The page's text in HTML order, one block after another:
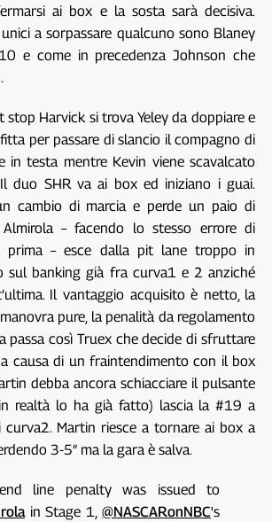
ai box e la sosta sarà decisiva.
a sorpassare qualcuno sono Blaney
e come in precedenza Johnson che
stop Harvick si trova Yeley da doppiare e
per passare di slancio il compagno di
in testa mentre Kevin viene scavalcato
duo SHR va ai box ed iniziano i guai.
cambio di marcia e perde un paio di
Almirola – facendo lo stesso errore di
prima – esce dalla pit lane troppo in
sul banking già fra curva1 e 2 anziché
Il vantaggio acquisito è netto, la
pure, la penalità da regolamento
passa così Truex che decide di sfruttare
causa di un fraintendimento con il box
debba ancora schiacciare il pulsante
realtà lo ha già fatto) lascia la #19 a
curva2. Martin riesce a tornare ai box a
3-5″ ma la gara è salva.
line penalty was issued to
in Stage 1,@NASCARonNBC's